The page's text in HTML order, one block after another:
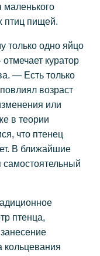
маленького
птиц пищей.
только одно яйцо
куратор
— Есть только
возраст
или
в теории
что птенец
В ближайшие
самостоятельный
птенца,